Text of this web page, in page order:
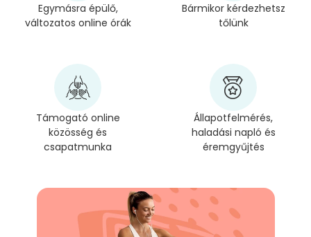
Egymásra épülő,
változatos online órák
Bármikor kérdezhetsz
tőlünk
Támogató online
közösség és
csapatmunka
Állapotfelmérés,
haladási napló és
éremgyűjtés